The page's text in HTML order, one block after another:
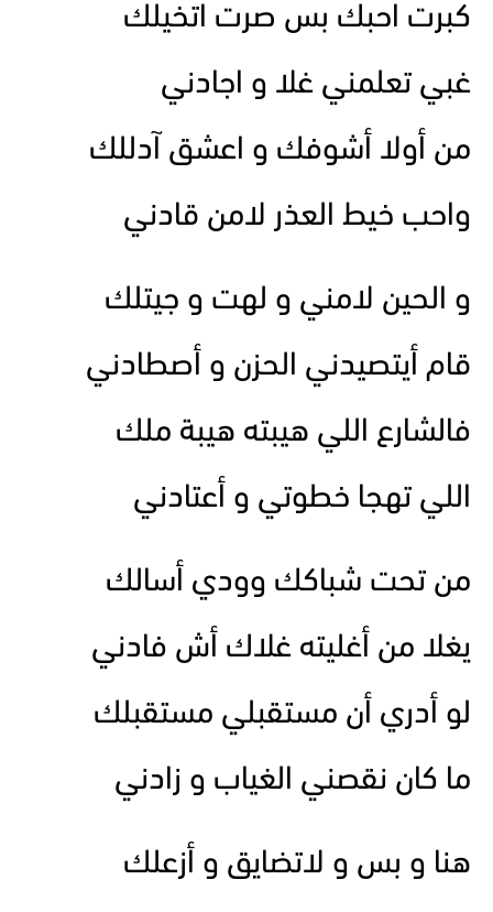
كبرت احبك بس صرت اتخيلك
غبي تعلمني غلا و اجادني
من أولا أشوفك و اعشق آدللك
واحب خيط العذر لامن قادني
و الحين لامني و لهت و جيتلك
قام أيتصيدني الحزن و أصطادني
فالشارع اللي هيبته هيبة ملك
اللي تهجا خطوتي و أعتادني
من تحت شباكك وودي أسالك
يغلا من أغليته غلاك أش فادني
لو أدري أن مستقبلي مستقبلك
ما كان نقصني الغياب و زادني
هنا و بس و لاتضايق و أزعلك